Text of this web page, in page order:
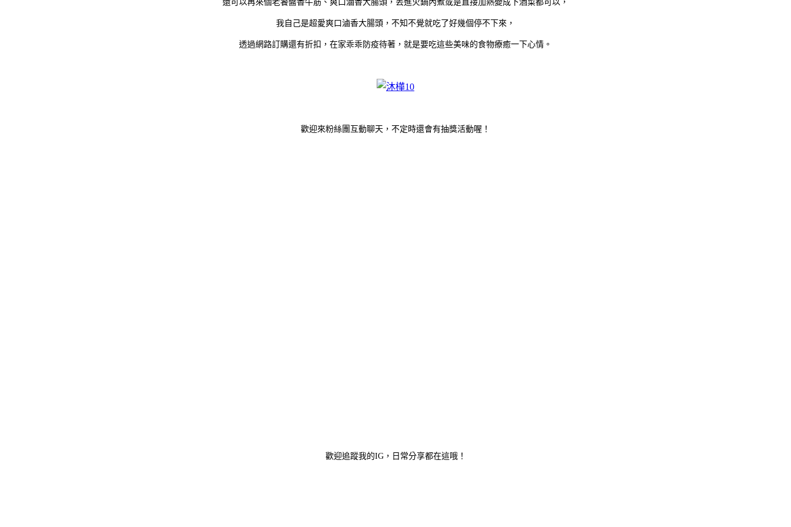
還可以再來個老饕醬香牛筋、爽口滷香大腸頭，丟進火鍋內煮或是直接加熱變成下酒菜都可以，
我自己是超愛爽口滷香大腸頭，不知不覺就吃了好幾個停不下來，
透過網路訂購還有折扣，在家乖乖防疫待著，就是要吃這些美味的食物療癒一下心情。
歡迎來粉絲團互動聊天，不定時還會有抽獎活動喔！
歡迎追蹤我的IG，日常分享都在這哦！